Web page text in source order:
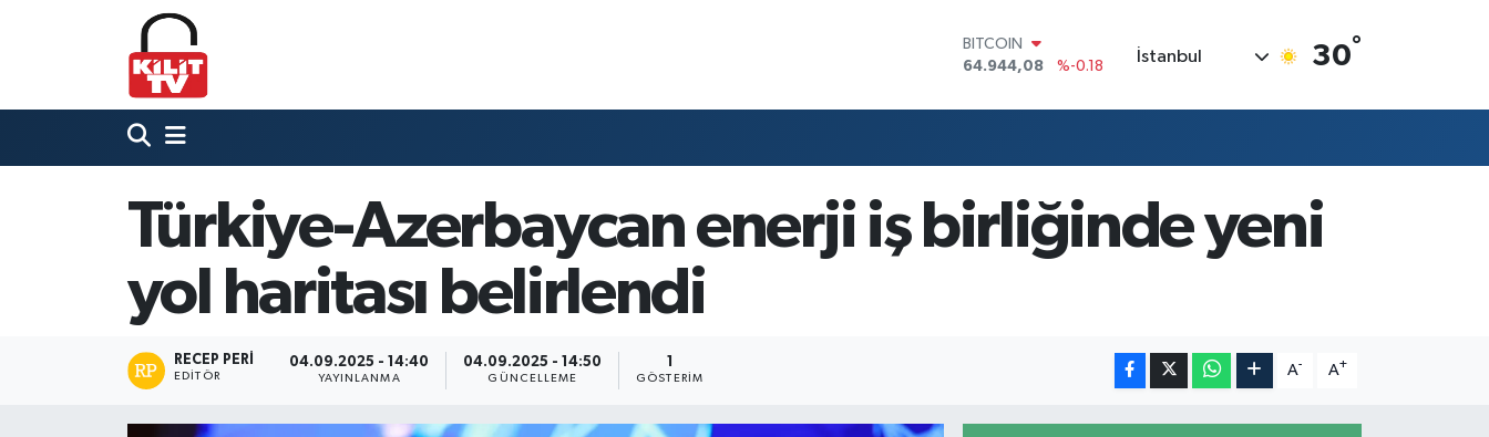
BITCOIN
64.944,08
%-0.18
47,7436
%0.18
64,4811
%0.38
GRAM ALTIN
%0.03
İstanbul 30°
Türkiye-Azerbaycan enerji iş birliğinde yeni
yol haritası belirlendi
RECEP PERI
EDITÖR
04.09.2025 - 14:40
YAYINLANMA
04.09.2025 - 14:50
GÜNCELLEME GÖSTERIM
A- A+
Hava Durumu
Trafik Durumu
Süper Lig Puan Durumu ve Fikstür
Tüm Manşetler
Son Dakika Haberleri
Haber Arşivi